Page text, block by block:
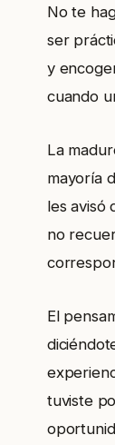
No te
ser
y
cuando
La
mayoría
les avisó
no
El
tuviste